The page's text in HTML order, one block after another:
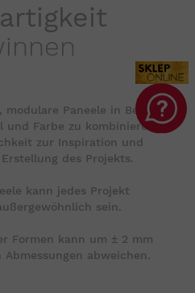
Paneele in Bezug
und Farbe zu kombinieren.
zur Inspiration und
des Projekts.
kann jedes Projekt
sein.
Formen kann um ± 2 mm
Abmessungen abweichen.